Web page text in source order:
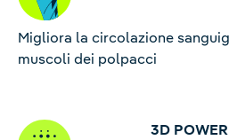
Migliora la circolazione
muscoli dei polpacci
3D